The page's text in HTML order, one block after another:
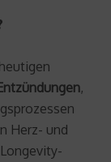
,
Herz- und